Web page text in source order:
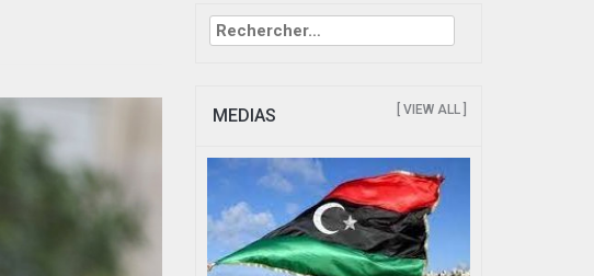
Rechercher :
MEDIAS [ VIEW ALL ]